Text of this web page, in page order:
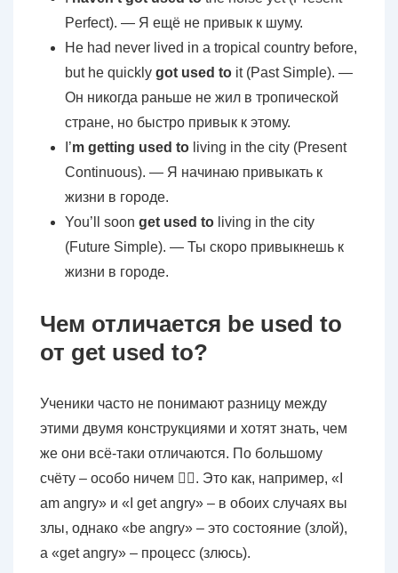
Perfect). — Я ещё не привык к шуму.
He had never lived in a tropical country before,
but he quickly got used to it (Past Simple). —
Он никогда раньше не жил в тропической
стране, но быстро привык к этому.
I’m getting used to living in the city (Present
Continuous). — Я начинаю привыкать к
жизни в городе.
You’ll soon get used to living in the city
(Future Simple). — Ты скоро привыкнешь к
жизни в городе.
Чем отличается be used to
от get used to?
Ученики часто не понимают разницу между
этими двумя конструкциями и хотят знать, чем
же они всё-таки отличаются. По большому
счёту – особо ничем 🤷‍♀️. Это как, например, «I
am angry» и «I get angry» – в обоих случаях вы
злы, однако «be angry» – это состояние (злой),
а «get angry» – процесс (злюсь).